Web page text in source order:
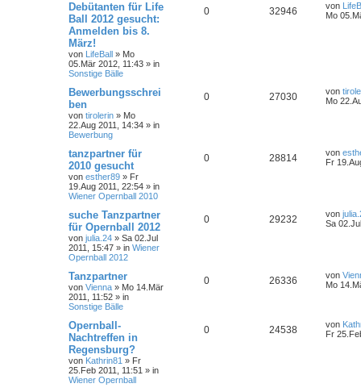
Debütanten für Life
Ball 2012 gesucht:
Anmelden bis 8.
März!
von LifeBall » Mo
05.Mär 2012, 11:43 » in
Sonstige Bälle
0 32946 von
Mo
Bewerbungsschrei
ben
von tirolerin » Mo
22.Aug 2011, 14:34 » in
Bewerbung
0 27030 von
Mo
tanzpartner für
2010 gesucht
von esther89 » Fr
19.Aug 2011, 22:54 » in
Wiener Opernball 2010
0 28814 von
Fr
suche Tanzpartner
für Opernball 2012
von julia.24 » Sa 02.Jul
2011, 15:47 » in Wiener
Opernball 2012
0 29232 von
Sa
Tanzpartner
von Vienna » Mo 14.Mär
2011, 11:52 » in
Sonstige Bälle
0 26336 von
Mo
Opernball-
Nachtreffen in
Regensburg?
von Kathrin81 » Fr
25.Feb 2011, 11:51 » in
Wiener Opernball
0 24538 von
Fr